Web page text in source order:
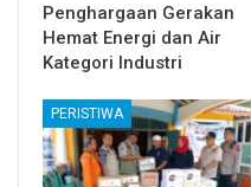
Penghargaan Gerakan
Hemat Energi dan Air
Kategori Industri
PERISTIWA